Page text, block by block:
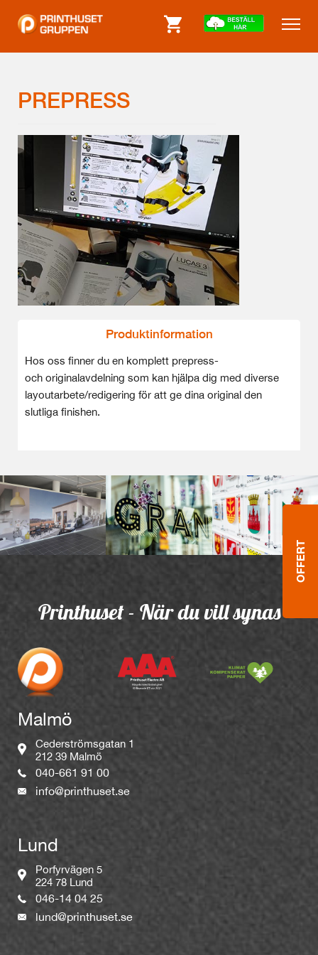
PREPRESS
Produktinformation
Hos oss finner du en komplett prepress-
och originalavdelning som kan hjälpa dig med diverse
layoutarbete/redigering för att ge dina original den
slutliga finishen.
Printhuset - När du vill synas
Malmö
Cederströmsgatan 1
212 39 Malmö
040-661 91 00
info@printhuset.se
Lund
Porfyrvägen 5
224 78 Lund
046-14 04 25
lund@printhuset.se
OFFERT